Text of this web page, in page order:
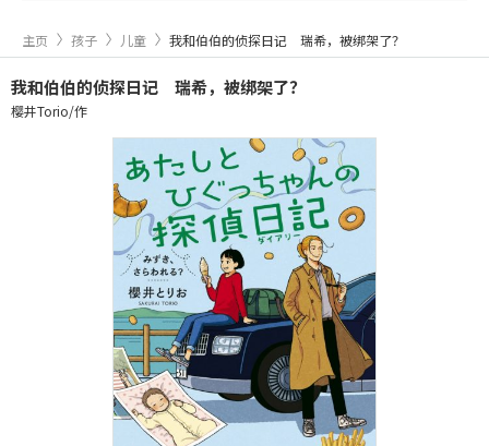
主页 孩子 儿童 我和伯伯的侦探日记 瑞希，被绑架了？
我和伯伯的侦探日记 瑞希，被绑架了？
樱井Torio/作